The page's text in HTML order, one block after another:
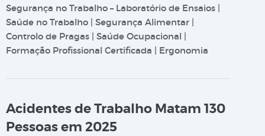
Segurança no Trabalho – Laboratório de Ensaios |
Saúde no Trabalho | Segurança Alimentar |
Controlo de Pragas | Saúde Ocupacional |
Formação Profissional Certificada | Ergonomia
Acidentes de Trabalho Matam 130
Pessoas em 2025